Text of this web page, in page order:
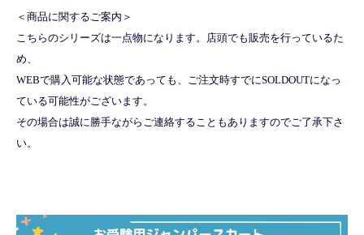
＜商品に関するご案内＞
こちらのシリーズは一点物になります。店頭でも販売を行っているた
め、
WEBで購入可能な状態であっても、ご注文時すでにSOLDOUTになっ
ている可能性がございます。
その場合は誠に勝手ながらご連絡することもありますのでご了承下さ
い。